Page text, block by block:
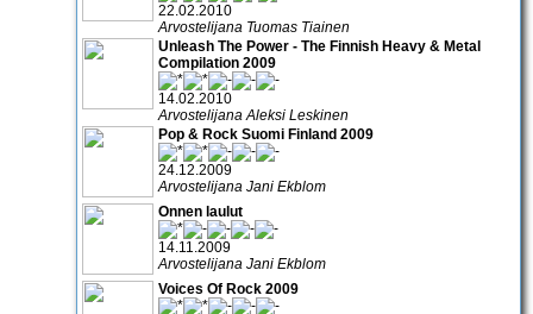
22.02.2010
Arvostelijana Tuomas Tiainen
Unleash The Power - The Finnish Heavy & Metal
Compilation 2009
14.02.2010
Arvostelijana Aleksi Leskinen
Pop & Rock Suomi Finland 2009
24.12.2009
Arvostelijana Jani Ekblom
Onnen laulut
14.11.2009
Arvostelijana Jani Ekblom
Voices Of Rock 2009